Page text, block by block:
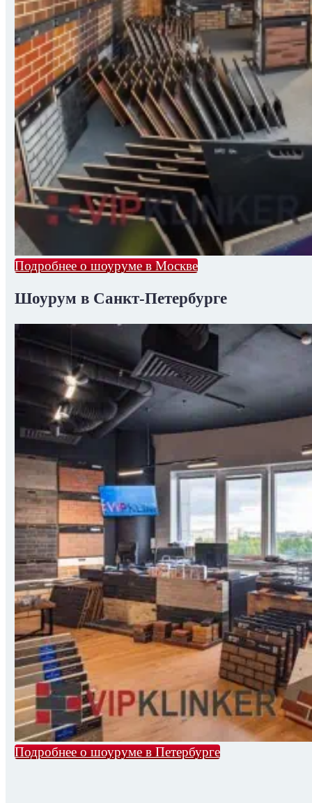
Подробнее о шоуруме в Москве
Шоурум в Санкт-Петербурге
Подробнее о шоуруме в Петербурге